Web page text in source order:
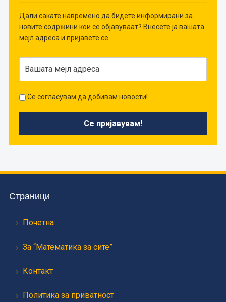
Дали сакате навремено да бидете информирани за
новите содржини кои се објавуваат? Внесете ја вашата
мејл адреса и пријавете се.
Се согласувам да добивам новости!
Страници
Почетна
За “Математика за сите”
Контакт
Политика за приватност